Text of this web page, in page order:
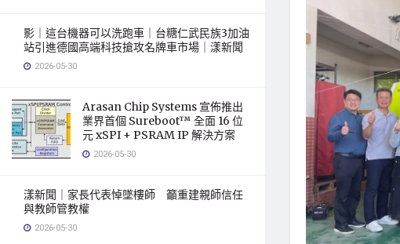
影｜這台機器可以洗跑車｜台糖仁武民族3加油
站引進德國高端科技搶攻名牌車市場｜漾新聞
2026-05-30
Arasan Chip Systems 宣佈推出
業界首個 Sureboot™ 全面 16 位
元 xSPI + PSRAM IP 解決方案
2026-05-30
漾新聞｜家長代表悼墜樓師 籲重建親師信任
與教師管教權
2026-05-30